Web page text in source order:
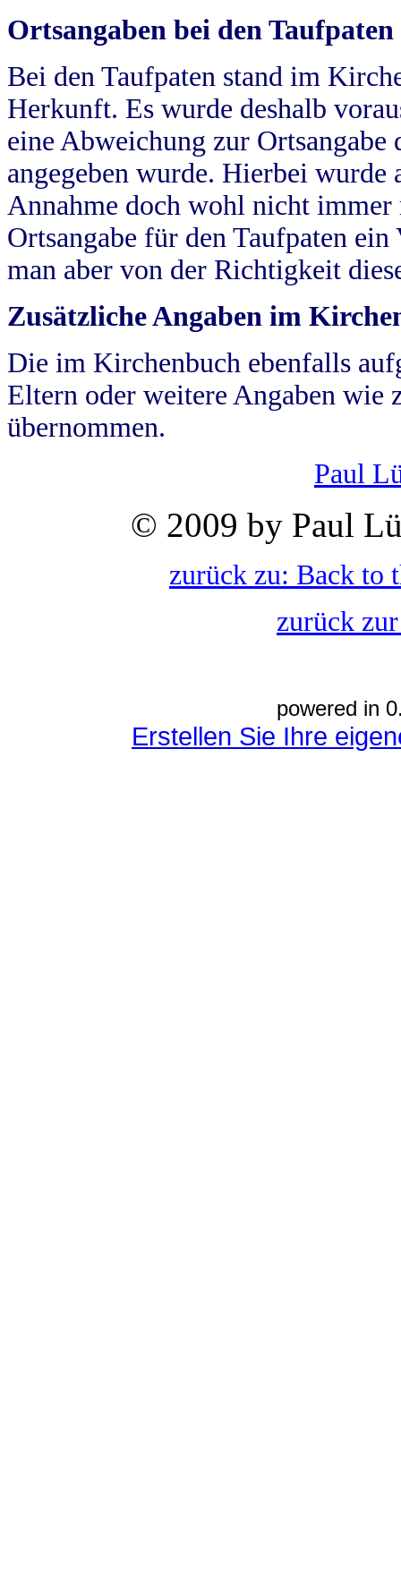
Ortsangaben bei den Taufpaten
Bei den Taufpaten stand im
Herkunft. Es wurde deshalb
eine Abweichung zur
angegeben wurde. Hierbei wurde
Annahme doch wohl nicht
Ortsangabe für den Taufpaten
man aber von der Richtigkeit
Zusätzliche Angaben im
Die im Kirchenbuch ebenfalls
Eltern oder weitere Angaben wie
übernommen.
Paul
© 2009 by Paul
zurück zu: Back to
zurück
powered in
Erstellen Sie Ihre